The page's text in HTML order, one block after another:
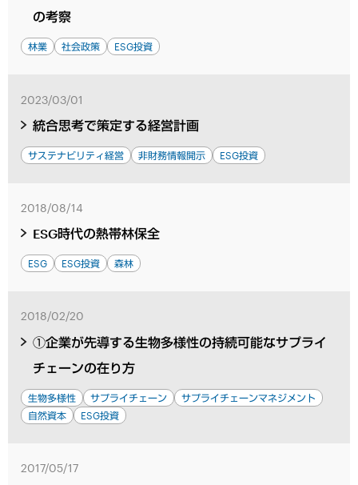
の考察
林業 社会政策 ESG投資
2023/03/01
統合思考で策定する経営計画
サステナビリティ経営 非財務情報開示 ESG投資
2018/08/14
ESG時代の熱帯林保全
ESG ESG投資 森林
2018/02/20
①企業が先導する生物多様性の持続可能なサプライ
チェーンの在り方
生物多様性 サプライチェーン
サプライチェーンマネジメント
自然資本
ESG投資
2017/05/17